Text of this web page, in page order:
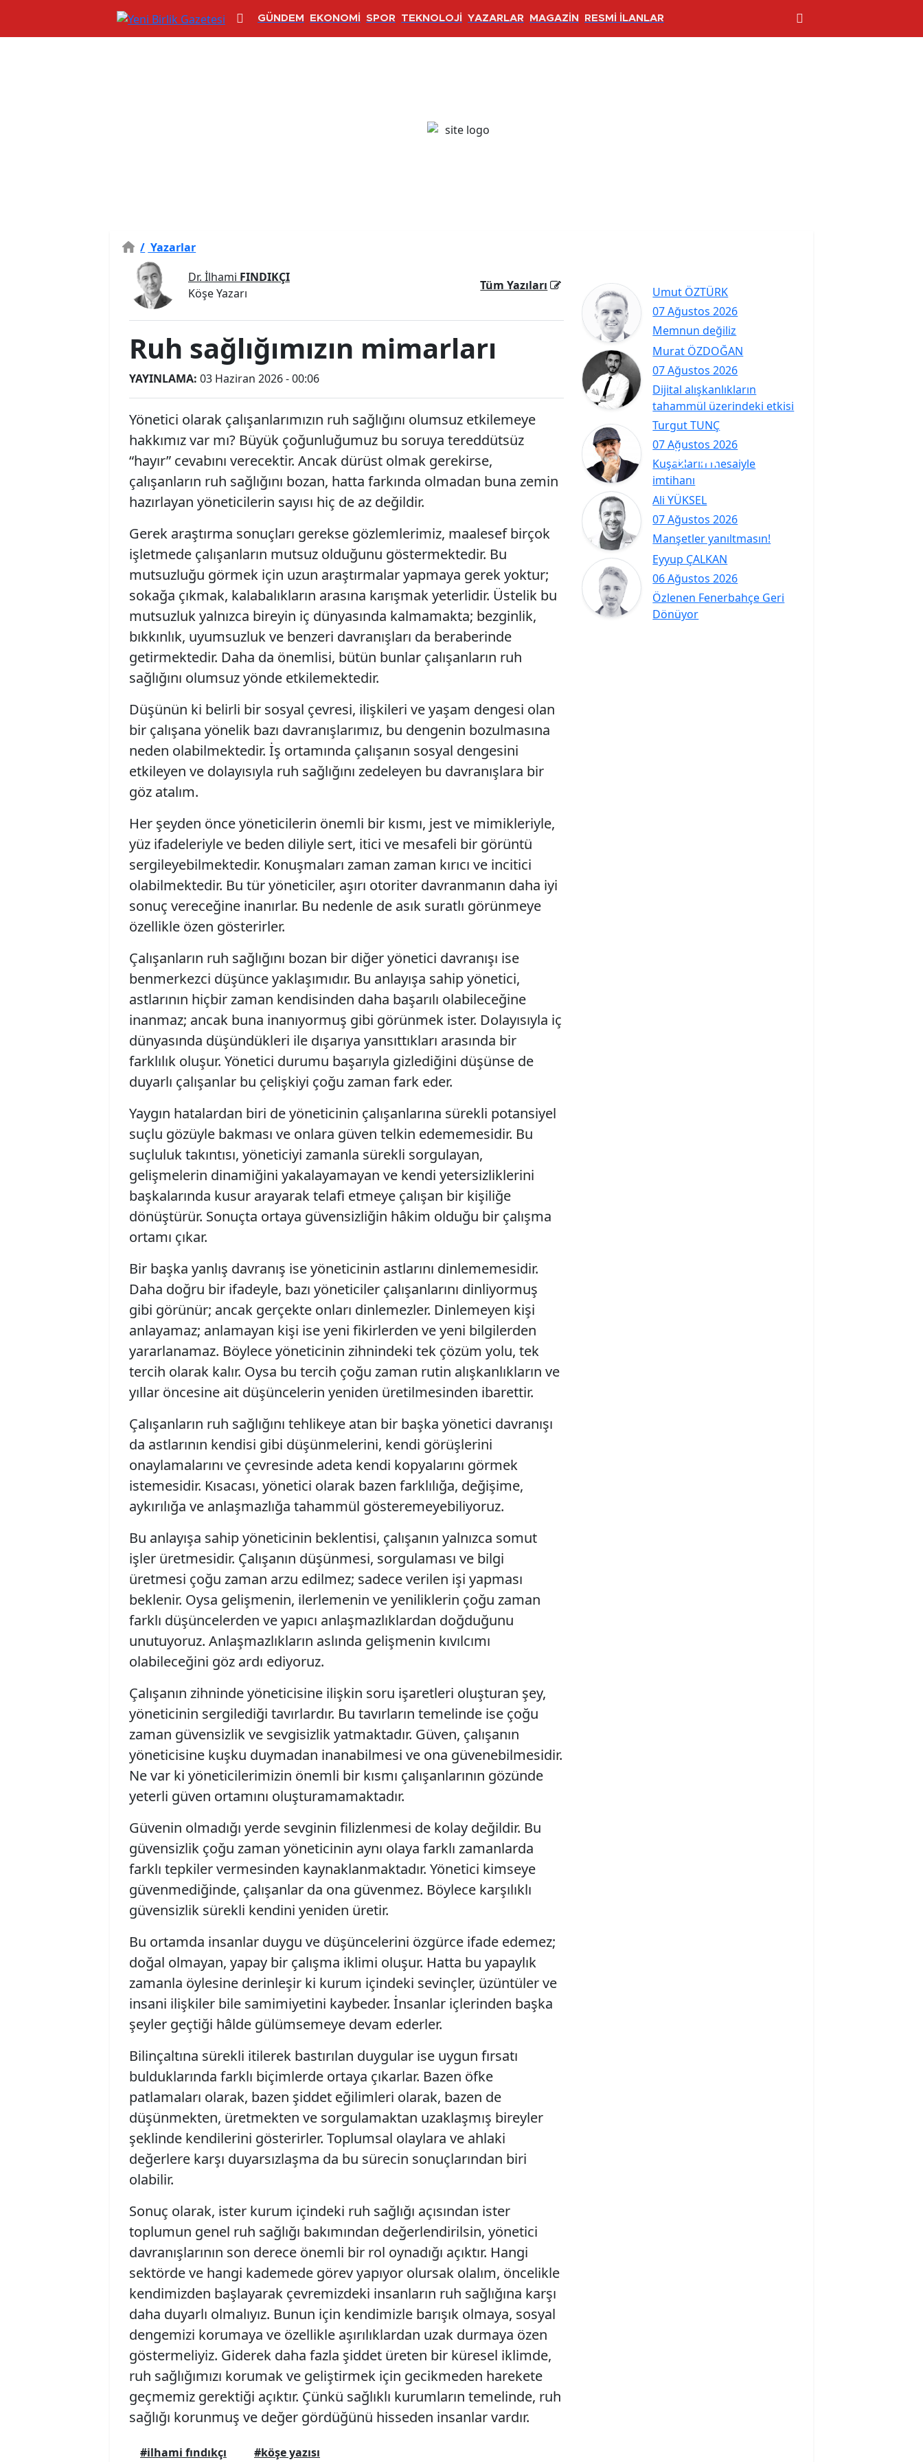
GÜNDEM EKONOMİ SPOR TEKNOLOJİ YAZARLAR MAGAZİN RESMİ İLANLAR
/ Yazarlar
Dr. İlhami FINDIKÇI
Köşe Yazarı
Tüm Yazıları
Ruh sağlığımızın mimarları
YAYINLAMA: 03 Haziran 2026 - 00:06
Yönetici olarak çalışanlarımızın ruh sağlığını olumsuz etkilemeye
hakkımız var mı? Büyük çoğunluğumuz bu soruya tereddütsüz
“hayır” cevabını verecektir. Ancak dürüst olmak gerekirse,
çalışanların ruh sağlığını bozan, hatta farkında olmadan buna zemin
hazırlayan yöneticilerin sayısı hiç de az değildir.
Gerek araştırma sonuçları gerekse gözlemlerimiz, maalesef birçok
işletmede çalışanların mutsuz olduğunu göstermektedir. Bu
mutsuzluğu görmek için uzun araştırmalar yapmaya gerek yoktur;
sokağa çıkmak, kalabalıkların arasına karışmak yeterlidir. Üstelik bu
mutsuzluk yalnızca bireyin iç dünyasında kalmamakta; bezginlik,
bıkkınlık, uyumsuzluk ve benzeri davranışları da beraberinde
getirmektedir. Daha da önemlisi, bütün bunlar çalışanların ruh
sağlığını olumsuz yönde etkilemektedir.
Düşünün ki belirli bir sosyal çevresi, ilişkileri ve yaşam dengesi olan
bir çalışana yönelik bazı davranışlarımız, bu dengenin bozulmasına
neden olabilmektedir. İş ortamında çalışanın sosyal dengesini
etkileyen ve dolayısıyla ruh sağlığını zedeleyen bu davranışlara bir
göz atalım.
Her şeyden önce yöneticilerin önemli bir kısmı, jest ve mimikleriyle,
yüz ifadeleriyle ve beden diliyle sert, itici ve mesafeli bir görüntü
sergileyebilmektedir. Konuşmaları zaman zaman kırıcı ve incitici
olabilmektedir. Bu tür yöneticiler, aşırı otoriter davranmanın daha iyi
sonuç vereceğine inanırlar. Bu nedenle de asık suratlı görünmeye
özellikle özen gösterirler.
Çalışanların ruh sağlığını bozan bir diğer yönetici davranışı ise
benmerkezci düşünce yaklaşımıdır. Bu anlayışa sahip yönetici,
astlarının hiçbir zaman kendisinden daha başarılı olabileceğine
inanmaz; ancak buna inanıyormuş gibi görünmek ister. Dolayısıyla iç
dünyasında düşündükleri ile dışarıya yansıttıkları arasında bir
farklılık oluşur. Yönetici durumu başarıyla gizlediğini düşünse de
duyarlı çalışanlar bu çelişkiyi çoğu zaman fark eder.
Yaygın hatalardan biri de yöneticinin çalışanlarına sürekli potansiyel
suçlu gözüyle bakması ve onlara güven telkin edememesidir. Bu
suçluluk takıntısı, yöneticiyi zamanla sürekli sorgulayan,
gelişmelerin dinamiğini yakalayamayan ve kendi yetersizliklerini
başkalarında kusur arayarak telafi etmeye çalışan bir kişiliğe
dönüştürür. Sonuçta ortaya güvensizliğin hâkim olduğu bir çalışma
ortamı çıkar.
Bir başka yanlış davranış ise yöneticinin astlarını dinlememesidir.
Daha doğru bir ifadeyle, bazı yöneticiler çalışanlarını dinliyormuş
gibi görünür; ancak gerçekte onları dinlemezler. Dinlemeyen kişi
anlayamaz; anlamayan kişi ise yeni fikirlerden ve yeni bilgilerden
yararlanamaz. Böylece yöneticinin zihnindeki tek çözüm yolu, tek
tercih olarak kalır. Oysa bu tercih çoğu zaman rutin alışkanlıkların ve
yıllar öncesine ait düşüncelerin yeniden üretilmesinden ibarettir.
Çalışanların ruh sağlığını tehlikeye atan bir başka yönetici davranışı
da astlarının kendisi gibi düşünmelerini, kendi görüşlerini
onaylamalarını ve çevresinde adeta kendi kopyalarını görmek
istemesidir. Kısacası, yönetici olarak bazen farklılığa, değişime,
aykırılığa ve anlaşmazlığa tahammül gösteremeyebiliyoruz.
Bu anlayışa sahip yöneticinin beklentisi, çalışanın yalnızca somut
işler üretmesidir. Çalışanın düşünmesi, sorgulaması ve bilgi
üretmesi çoğu zaman arzu edilmez; sadece verilen işi yapması
beklenir. Oysa gelişmenin, ilerlemenin ve yeniliklerin çoğu zaman
farklı düşüncelerden ve yapıcı anlaşmazlıklardan doğduğunu
unutuyoruz. Anlaşmazlıkların aslında gelişmenin kıvılcımı
olabileceğini göz ardı ediyoruz.
Çalışanın zihninde yöneticisine ilişkin soru işaretleri oluşturan şey,
yöneticinin sergilediği tavırlardır. Bu tavırların temelinde ise çoğu
zaman güvensizlik ve sevgisizlik yatmaktadır. Güven, çalışanın
yöneticisine kuşku duymadan inanabilmesi ve ona güvenebilmesidir.
Ne var ki yöneticilerimizin önemli bir kısmı çalışanlarının gözünde
yeterli güven ortamını oluşturamamaktadır.
Güvenin olmadığı yerde sevginin filizlenmesi de kolay değildir. Bu
güvensizlik çoğu zaman yöneticinin aynı olaya farklı zamanlarda
farklı tepkiler vermesinden kaynaklanmaktadır. Yönetici kimseye
güvenmediğinde, çalışanlar da ona güvenmez. Böylece karşılıklı
güvensizlik sürekli kendini yeniden üretir.
Bu ortamda insanlar duygu ve düşüncelerini özgürce ifade edemez;
doğal olmayan, yapay bir çalışma iklimi oluşur. Hatta bu yapaylık
zamanla öylesine derinleşir ki kurum içindeki sevinçler, üzüntüler ve
insani ilişkiler bile samimiyetini kaybeder. İnsanlar içlerinden başka
şeyler geçtiği hâlde gülümsemeye devam ederler.
Bilinçaltına sürekli itilerek bastırılan duygular ise uygun fırsatı
bulduklarında farklı biçimlerde ortaya çıkarlar. Bazen öfke
patlamaları olarak, bazen şiddet eğilimleri olarak, bazen de
düşünmekten, üretmekten ve sorgulamaktan uzaklaşmış bireyler
şeklinde kendilerini gösterirler. Toplumsal olaylara ve ahlaki
değerlere karşı duyarsızlaşma da bu sürecin sonuçlarından biri
olabilir.
Sonuç olarak, ister kurum içindeki ruh sağlığı açısından ister
toplumun genel ruh sağlığı bakımından değerlendirilsin, yönetici
davranışlarının son derece önemli bir rol oynadığı açıktır. Hangi
sektörde ve hangi kademede görev yapıyor olursak olalım, öncelikle
kendimizden başlayarak çevremizdeki insanların ruh sağlığına karşı
daha duyarlı olmalıyız. Bunun için kendimizle barışık olmaya, sosyal
dengemizi korumaya ve özellikle aşırılıklardan uzak durmaya özen
göstermeliyiz. Giderek daha fazla şiddet üreten bir küresel iklimde,
ruh sağlığımızı korumak ve geliştirmek için gecikmeden harekete
geçmemiz gerektiği açıktır. Çünkü sağlıklı kurumların temelinde, ruh
sağlığı korunmuş ve değer gördüğünü hisseden insanlar vardır.
#ilhami fındıkçı #köşe yazısı
Umut ÖZTÜRK
07 Ağustos 2026
Memnun değiliz
Murat ÖZDOĞAN
07 Ağustos 2026
Dijital alışkanlıkların
tahammül üzerindeki etkisi
Turgut TUNÇ
07 Ağustos 2026
Kuşakların mesaiyle
imtihanı
Ali YÜKSEL
07 Ağustos 2026
Manşetler yanıltmasın!
Eyyup ÇALKAN
06 Ağustos 2026
Özlenen Fenerbahçe Geri
Dönüyor